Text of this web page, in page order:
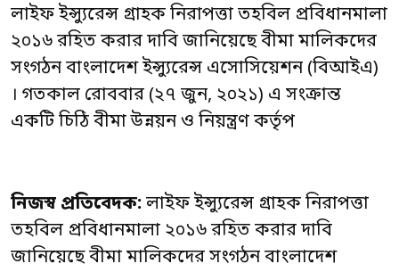
লাইফ ইন্স্যুরেন্স গ্রাহক নিরাপত্তা তহবিল প্রবিধানমালা
২০১৬ রহিত করার দাবি জানিয়েছে বীমা মালিকদের
সংগঠন বাংলাদেশ ইন্স্যুরেন্স এসোসিয়েশন (বিআইএ)
। গতকাল রোববার (২৭ জুন, ২০২১) এ সংক্রান্ত
একটি চিঠি বীমা উন্নয়ন ও নিয়ন্ত্রণ কর্তৃপ
নিজস্ব প্রতিবেদক:লাইফ ইন্স্যুরেন্স গ্রাহক নিরাপত্তা
তহবিল প্রবিধানমালা ২০১৬ রহিত করার দাবি
জানিয়েছে বীমা মালিকদের সংগঠন বাংলাদেশ